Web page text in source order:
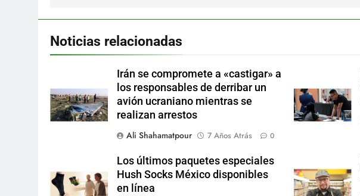
Noticias relacionadas
Irán se compromete a «castigar» a
los responsables de derribar un
avión ucraniano mientras se
realizan arrestos
Ali Shahamatpour
7 Años Atrás 0
Los últimos paquetes especiales
Hush Socks México disponibles
en línea